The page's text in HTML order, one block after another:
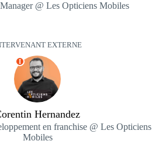
@ Les Opticiens Mobiles
EXTERNE
I
Hernandez
en franchise @ Les Opticiens
Mobiles